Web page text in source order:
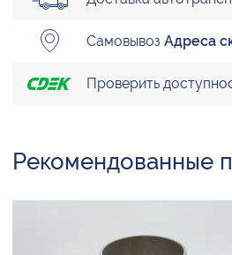
Самовывоз Адреса
Проверить
Рекомендованные